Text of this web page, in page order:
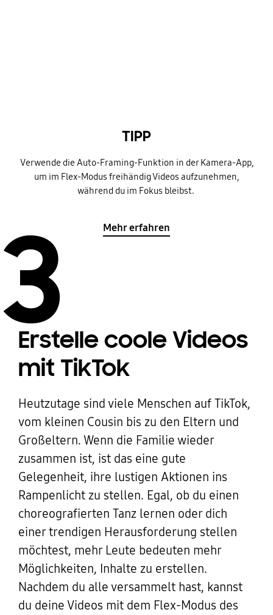
TIPP
Verwende die Auto-Framing-Funktion in der Kamera-App,
um im Flex-Modus freihändig Videos aufzunehmen,
während du im Fokus bleibst.
Mehr erfahren
3
Erstelle coole Videos
mit TikTok
Heutzutage sind viele Menschen auf TikTok,
vom kleinen Cousin bis zu den Eltern und
Großeltern. Wenn die Familie wieder
zusammen ist, ist das eine gute
Gelegenheit, ihre lustigen Aktionen ins
Rampenlicht zu stellen. Egal, ob du einen
choreografierten Tanz lernen oder dich
einer trendigen Herausforderung stellen
möchtest, mehr Leute bedeuten mehr
Möglichkeiten, Inhalte zu erstellen.
Nachdem du alle versammelt hast, kannst
du deine Videos mit dem Flex-Modus des